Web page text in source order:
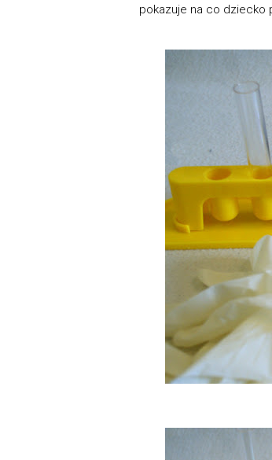
pokazuje na co dziecko